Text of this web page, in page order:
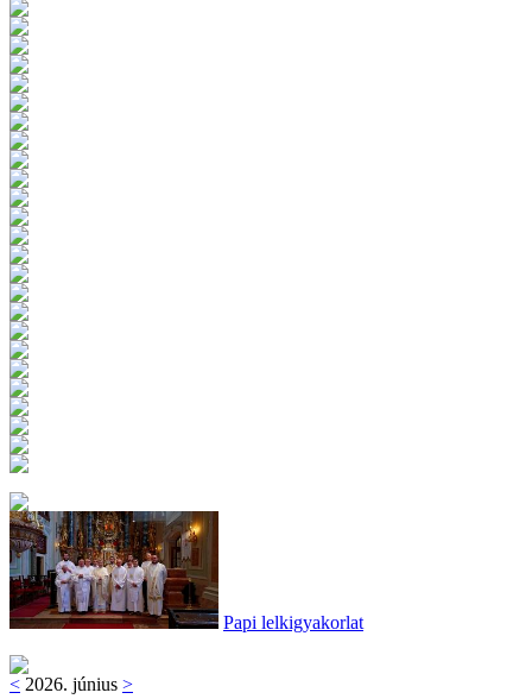
Papi lelkigyakorlat
< 2026. június >